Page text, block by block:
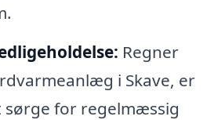
Regner
i Skave, er
for regelmæssig